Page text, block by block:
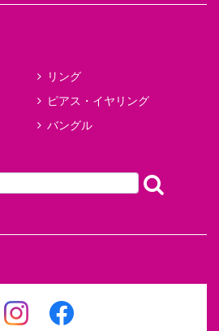
リング
ピアス・イヤリング
バングル